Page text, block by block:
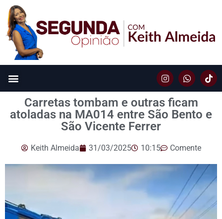
Carretas tombam e outras ficam
atoladas na MA014 entre São Bento e
São Vicente Ferrer
Keith Almeida 31/03/2025 10:15 Comente